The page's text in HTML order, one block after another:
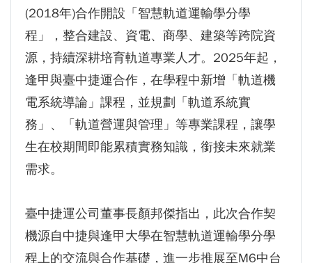
(2018年)合作開設「智慧軌道運輸學分學
程」，整合建設、資電、商學、建築等跨院資
源，持續深耕培育軌道專業人才。2025年起，
逢甲與臺中捷運合作，在學程中新增「軌道機
電系統導論」課程，並規劃「軌道系統實
務」、「軌道營運與管理」等專業課程，讓學
生在校期間即能累積實務知識，銜接未來就業
需求。
臺中捷運公司董事長顏邦傑指出，此次合作契
機源自中捷與逢甲大學在智慧軌道運輸學分學
程上的交流與合作基礎，進一步推展至M6中台